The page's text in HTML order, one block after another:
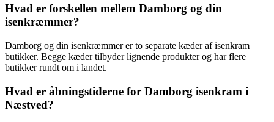
Hvad er forskellen mellem Damborg og din
isenkræmmer?
Damborg og din isenkræmmer er to separate kæder af isenkram
butikker. Begge kæder tilbyder lignende produkter og har flere
butikker rundt om i landet.
Hvad er åbningstiderne for Damborg isenkram i
Næstved?